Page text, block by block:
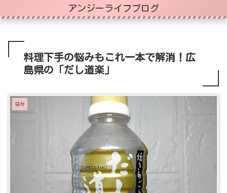
アンジーライフブログ
料理下手の悩みもこれ一本で解消！広
島県の「だし道楽」
日々